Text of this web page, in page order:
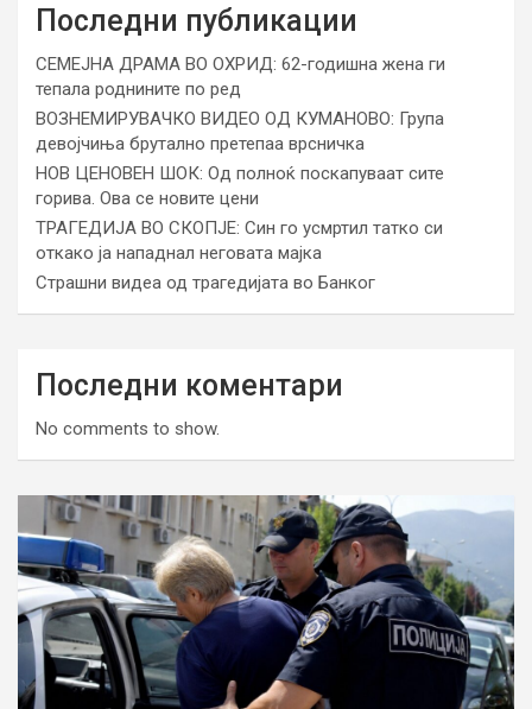
Последни публикации
СЕМЕЈНА ДРАМА ВО ОХРИД: 62-годишна жена ги
тепала роднините по ред
ВОЗНЕМИРУВАЧКО ВИДЕО ОД КУМАНОВО: Група
девојчиња брутално претепаа врсничка
НОВ ЦЕНОВЕН ШОК: Од полноќ поскапуваат сите
горива. Ова се новите цени
ТРАГЕДИЈА ВО СКОПЈЕ: Син го усмртил татко си
откако ја нападнал неговата мајка
Страшни видеа од трагедијата во Банког
Последни коментари
No comments to show.